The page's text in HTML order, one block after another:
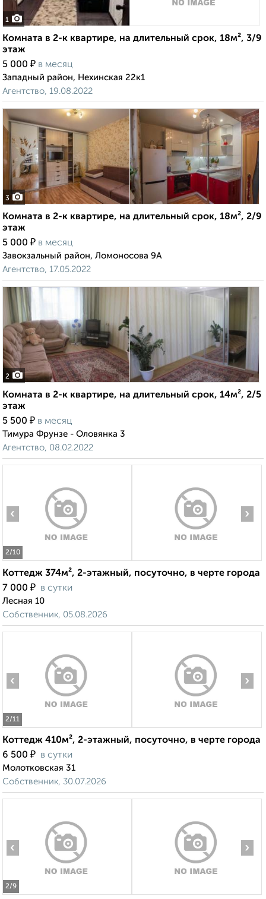
1
Комната в 2-к квартире, на длительный срок, 18м², 3/9
этаж
5 000 ₽ в месяц
Западный район, Нехинская 22к1
Агентство, 19.08.2022
3
Комната в 2-к квартире, на длительный срок, 18м², 2/9
этаж
5 000 ₽ в месяц
Завокзальный район, Ломоносова 9А
Агентство, 17.05.2022
2
Комната в 2-к квартире, на длительный срок, 14м², 2/5
этаж
5 500 ₽ в месяц
Тимура Фрунзе - Оловянка 3
Агентство, 08.02.2022
2/10
‹ ›
Коттедж 374м², 2-этажный, посуточно, в черте города
7 000 ₽ в сутки
Лесная 10
Собственник, 05.08.2026
2/11
‹ ›
Коттедж 410м², 2-этажный, посуточно, в черте города
6 500 ₽ в сутки
Молотковская 31
Собственник, 30.07.2026
2/9
‹ ›